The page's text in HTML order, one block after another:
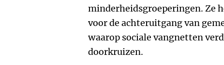
minderheidsgroeperingen. Ze
voor de achteruitgang van
waarop sociale vangnetten
doorkruizen.